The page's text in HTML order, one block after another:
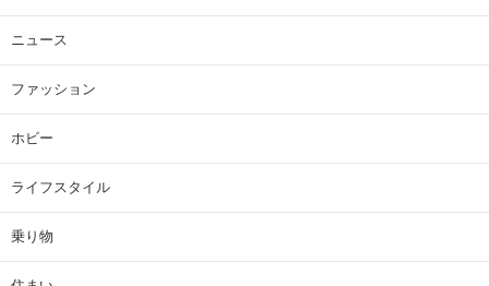
ニュース
ファッション
ホビー
ライフスタイル
乗り物